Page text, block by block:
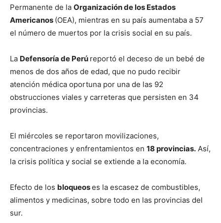
Permanente de la Organización de los Estados
Americanos (OEA), mientras en su país aumentaba a 57
el número de muertos por la crisis social en su país.
La Defensoría de Perú reportó el deceso de un bebé de
menos de dos años de edad, que no pudo recibir
atención médica oportuna por una de las 92
obstrucciones viales y carreteras que persisten en 34
provincias.
El miércoles se reportaron movilizaciones,
concentraciones y enfrentamientos en 18 provincias. Así,
la crisis política y social se extiende a la economía.
Efecto de los bloqueoses la escasez de combustibles,
alimentos y medicinas, sobre todo en las provincias del
sur.